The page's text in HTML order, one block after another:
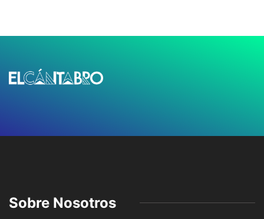
Sobre Nosotros